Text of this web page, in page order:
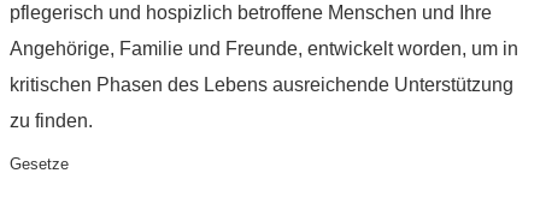
pflegerisch und hospizlich betroffene Menschen und Ihre
Angehörige, Familie und Freunde, entwickelt worden, um in
kritischen Phasen des Lebens ausreichende Unterstützung
zu finden.
Gesetze